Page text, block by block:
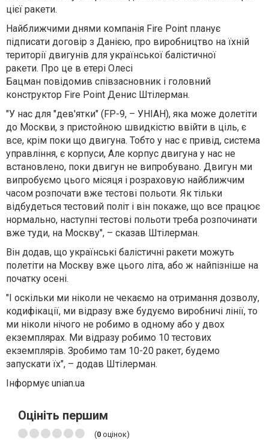
цієї ракети.
Найближчими днями компанія Fire Point планує
підписати договір з Данією, про виробництво на їхній
території двигунів для української балістичної
ракети. Про це в етері Олесі
Бацман повідомив співзасновник і головний
конструктор Fire Point Денис Штілерман.
"У нас для "дев'ятки" (FP-9, – УНІАН), яка може долетіти
до Москви, з пристойною швидкістю ввійти в ціль, є
все, крім поки що двигуна. Тобто у нас є привід, система
управління, є корпуси, Але корпус двигуна у нас не
встановлено, поки двигун не випробувано. Двигун ми
випробуємо цього місяця і розраховую найближчим
часом розпочати вже тестові польоти. Як тільки
відбудеться тестовий політ і він покаже, що все працює
нормально, наступні тестові польоти треба розпочинати
вже туди, на Москву", – сказав Штілерман.
Він додав, що українські балістичні ракети можуть
полетіти на Москву вже цього літа, або ж найпізніше на
початку осені.
"І оскільки ми ніколи не чекаємо на отримання дозволу,
кодифікації, ми відразу вже будуємо виробничі лінії, то
ми ніколи нічого не робимо в одному або у двох
екземплярах. Ми відразу робимо 10 тестових
екземплярів. Зробимо там 10-20 ракет, будемо
запускати їх", – додав Штілерман.
Інформує unian.ua
Оцініть першим
(0 оцінок)